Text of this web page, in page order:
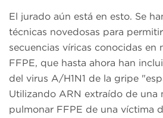
El jurado aún está en esto. Se
técnicas novedosas para
secuencias víricas conocidas en
FFPE, que hasta ahora han
del virus A/H1N1 de la gripe
Utilizando ARN extraído de una
pulmonar FFPE de una víctima